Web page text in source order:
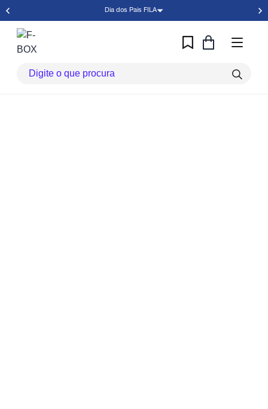
Dia dos Pais FILA